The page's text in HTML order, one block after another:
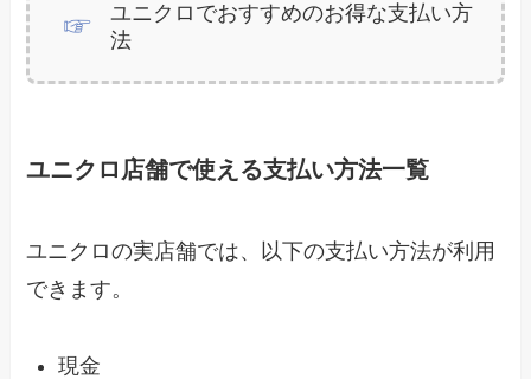
ユニクロでおすすめのお得な支払い方
法
ユニクロ店舗で使える支払い方法一覧
ユニクロの実店舗では、以下の支払い方法が利用
できます。
現金